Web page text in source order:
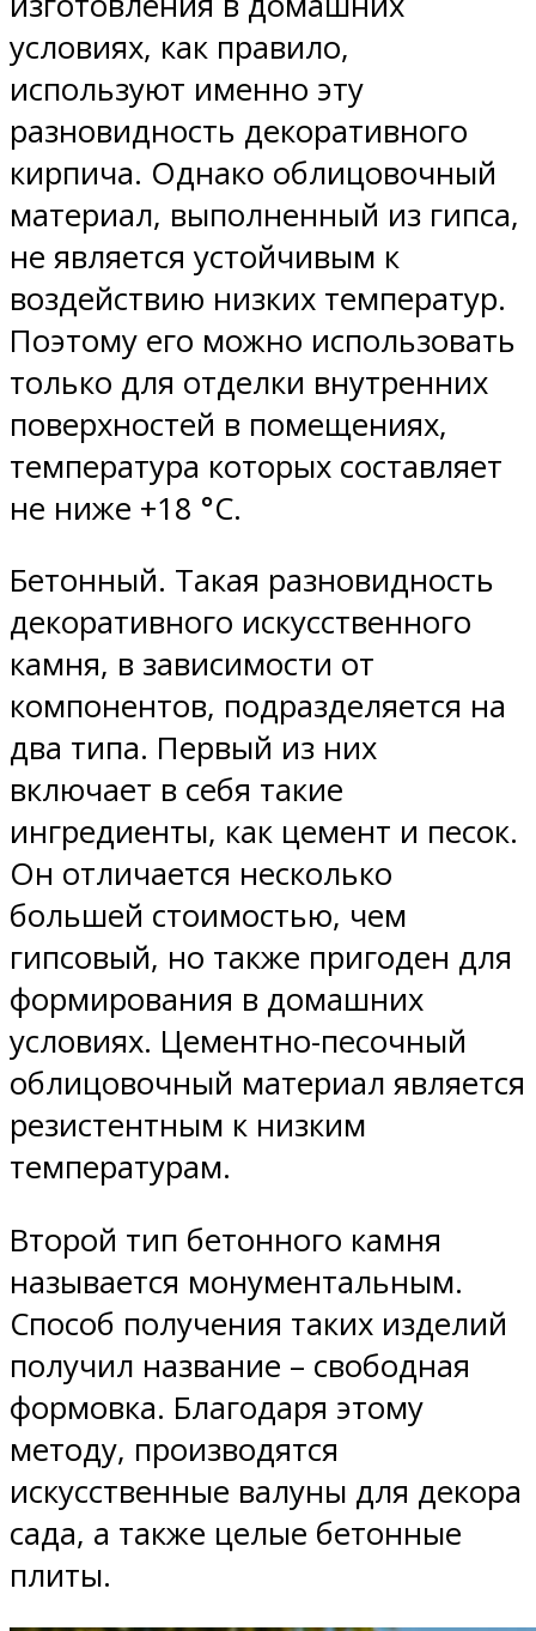
условиях, как правило,
используют именно эту
разновидность декоративного
кирпича. Однако облицовочный
материал, выполненный из гипса,
не является устойчивым к
воздействию низких температур.
Поэтому его можно использовать
только для отделки внутренних
поверхностей в помещениях,
температура которых составляет
не ниже +18 °C.
Бетонный. Такая разновидность
декоративного искусственного
камня, в зависимости от
компонентов, подразделяется на
два типа. Первый из них
включает в себя такие
ингредиенты, как цемент и песок.
Он отличается несколько
большей стоимостью, чем
гипсовый, но также пригоден для
формирования в домашних
условиях. Цементно-песочный
облицовочный материал является
резистентным к низким
температурам.
Второй тип бетонного камня
называется монументальным.
Способ получения таких изделий
получил название – свободная
формовка. Благодаря этому
методу, производятся
искусственные валуны для декора
сада, а также целые бетонные
плиты.